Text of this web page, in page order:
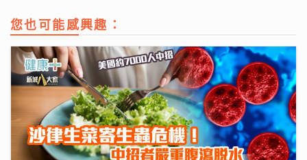
您也可能感興趣：